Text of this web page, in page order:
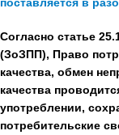
Согласно статье
(ЗоЗПП), Право
качества, обмен
качества
употреблении,
потребительские